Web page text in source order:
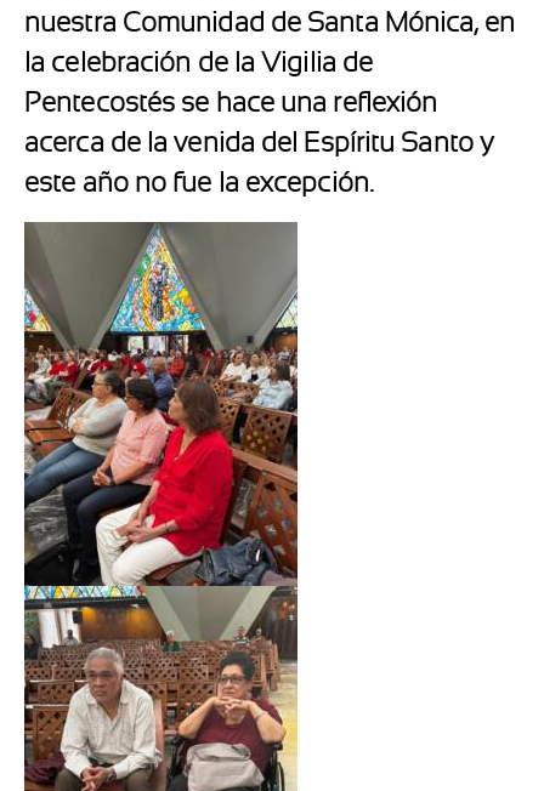
nuestra Comunidad de Santa Mónica, en
la celebración de la Vigilia de
Pentecostés se hace una reflexión
acerca de la venida del Espíritu Santo y
este año no fue la excepción.